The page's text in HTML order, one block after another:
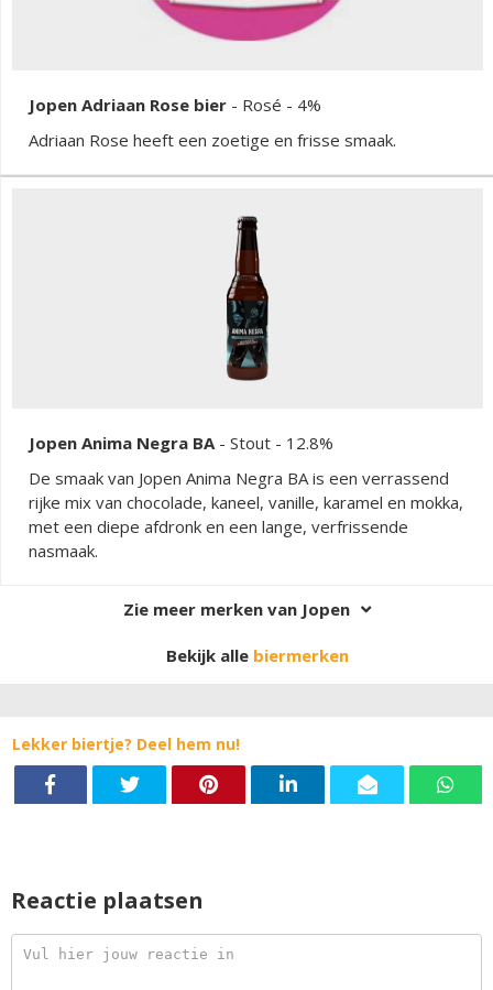
Jopen Adriaan Rose bier - Rosé - 4%
Adriaan Rose heeft een zoetige en frisse smaak.
Jopen Anima Negra BA - Stout - 12.8%
De smaak van Jopen Anima Negra BA is een verrassend
rijke mix van chocolade, kaneel, vanille, karamel en mokka,
met een diepe afdronk en een lange, verfrissende
nasmaak.
Zie meer merken van Jopen
Bekijk alle biermerken
Lekker biertje? Deel hem nu!
Reactie plaatsen